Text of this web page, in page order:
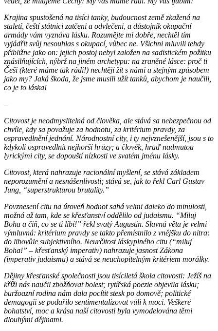
Krajina spustošená na tisíci tanky, budoucnost země zkažená na
staletí, čeští státnici zatčeni a odvlečeni, a důstojník okupační
armády vám vyznáva lásku. Rozumějte mi dobře, nechtěl tím
vyjádřit svůj nesouhlas s okupací, vůbec ne. Všichni mluvili tehdy
přibližne jako on: jejich postoj nebyl založen na sadistickém požitku
znásilňujících, nýbrž na jiném archetypu: na zraněné lásce: proč ti
Češi (které máme tak rádi!) nechtějí žít s námi a stejným způsobem
jako my? Jaká škoda, že jsme musili užít tanků, abychom je naučili,
co je to láska!
–
Citovost je neodmyslitelná od člověka, ale stává sa nebezpečnou od
chvíle, kdy sa považuje za hodnotu, za kritérium pravdy, za
ospravedlnění jednání. Národnostní city, i ty nejvznešenější, jsou s to
kdykoli ospravedlnit nejhorší hrůzy; a člověk, hruď nadmutou
lyrickými city, se dopouští nízkosti ve svatém jménu lásky.
Citovost, která nahrazuje racionální myšlení, se stává základem
neporozumění a nesnášenlivosti; stává se, jak to řekl Carl Gustav
Jung, “superstrukturou brutality.”
Povznesení citu na úroveň hodnot sahá velmi daleko do minulosti,
možná až tam, kde se křesťanství oddělilo od judaismu. “Miluj
Boha a čiň, co se ti líbí!” řekl svatý Augustin. Slavná věta je velmi
výmluvná: kritérium pravdy se takto přemístnilo z vnějšku do nitra:
do libovůle subjektivního. Neurčitost láskyplného citu (“miluj
Boha!” – křesťanský imperativ) nahrazuje jasnost Zákona
(imperativ judaismu) a stává se neuchopitelným kritériem morálky.
Dějiny křesťanské společnosti jsou tisíciletá škola citovosti: Ježíš na
kříži nás naučil zbožňovat bolest; rytířská poezie objevila lásku;
buržoazní rodina nám dala pocítit stesk po domově; politické
demagogii se podařilo sentimentalizovat vůli k moci. Veškeré
bohatství, moc a krása naší citovosti byla vymodelována těmi
dlouhými dějinami.